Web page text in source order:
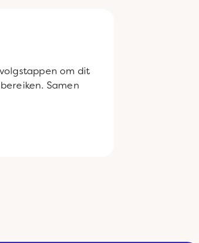
om dit
Samen